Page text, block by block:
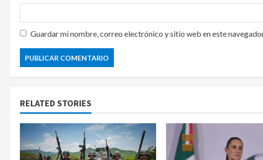
Guardar mi nombre, correo electrónico y sitio web en este
RELATED STORIES